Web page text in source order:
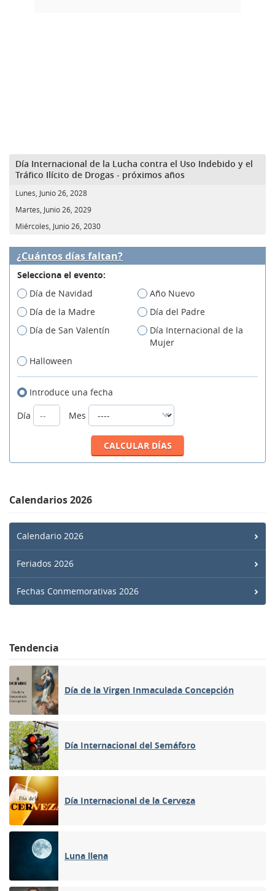
Día Internacional de la Lucha contra el Uso Indebido y el
Tráfico Ilícito de Drogas - próximos años
Lunes, Junio 26, 2028
Martes, Junio 26, 2029
Miércoles, Junio 26, 2030
¿Cuántos días faltan?
Selecciona el evento:
Día de Navidad
Año Nuevo
Día de la Madre
Día del Padre
Día de San Valentín
Día Internacional de la
Mujer
Halloween
Introduce una fecha
Día
Mes
Calendarios 2026
Calendario 2026
Feriados 2026
Fechas Conmemorativas 2026
Tendencia
Día de la Virgen Inmaculada Concepción
Día Internacional del Semáforo
Día Internacional de la Cerveza
Luna llena